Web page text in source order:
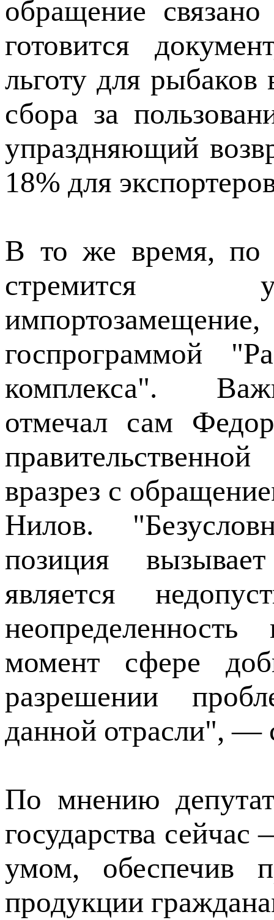
обращение
готовится
льготу для
сбора за
упраздняющий
18% для
В то же время, по
стремится
госпрограммой
комплекса".
отмечал сам
вразрез с
Нилов.
позиция
является
момент сфере
разрешении
данной отрасли", —
По мнению
государства сейчас
умом, обеспечив
продукции